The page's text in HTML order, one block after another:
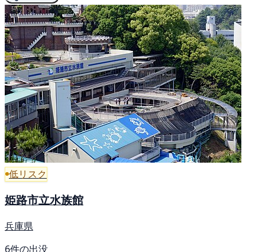
低リスク
姫路市立水族館
兵庫県
6件の出没